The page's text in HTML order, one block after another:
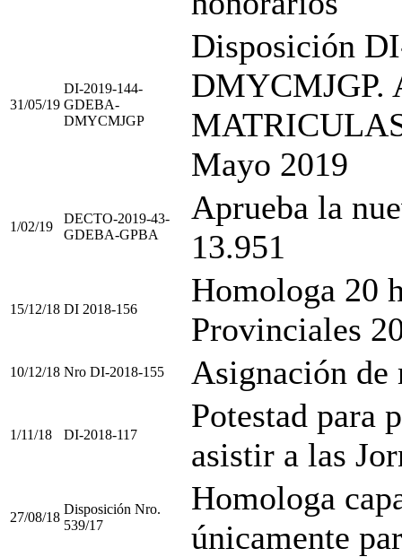
31/05/19
DI-2019-144-
GDEBA-
DMYCMJGP
Disposición
DMYCMJGP.
Mayo 2019
1/02/19
DECTO-2019-43-
GDEBA-GPBA
Aprueba la
13.951
15/12/18 DI 2018-156
Homologa 20
Provinciales
10/12/18 Nro DI-2018-155 Asignación de
1/11/18 DI-2018-117
Potestad para
asistir a las
27/08/18
Disposición Nro.
539/17
Homologa
únicamente